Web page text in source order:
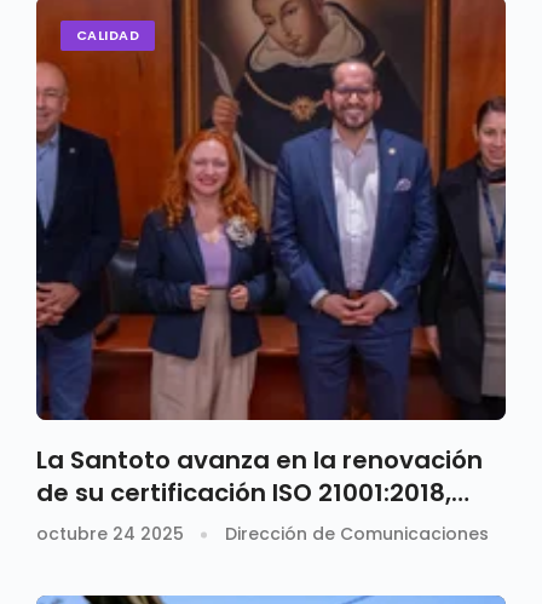
CALIDAD
La Santoto avanza en la renovación
de su certificación ISO 21001:2018,
fortaleciendo su compromiso con la
octubre 24 2025 Dirección de Comunicaciones